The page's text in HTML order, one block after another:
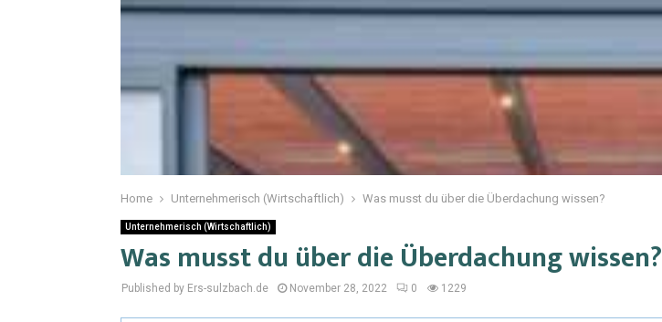
Home Unternehmerisch (Wirtschaftlich) Was musst du über die Überdachung wissen?
Unternehmerisch (Wirtschaftlich)
Was musst du über die Überdachung wissen?
Published by Ers-sulzbach.de November 28, 2022 0 1229